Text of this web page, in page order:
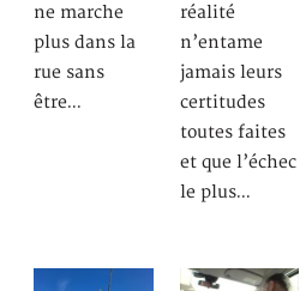
ne marche
plus dans la
rue sans
être…
réalité
n’entame
jamais leurs
certitudes
toutes faites
et que l’échec
le plus…